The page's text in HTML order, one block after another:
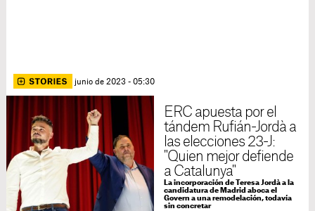
Domingo, 11 de junio de 2023 - 05:30
ERC apuesta por el
tándem Rufián-Jordà a
las elecciones 23-J:
"Quien mejor defiende
a Catalunya"
La incorporación de Teresa Jordà a la
candidatura de Madrid aboca el
Govern a una remodelación, todavía
sin concretar